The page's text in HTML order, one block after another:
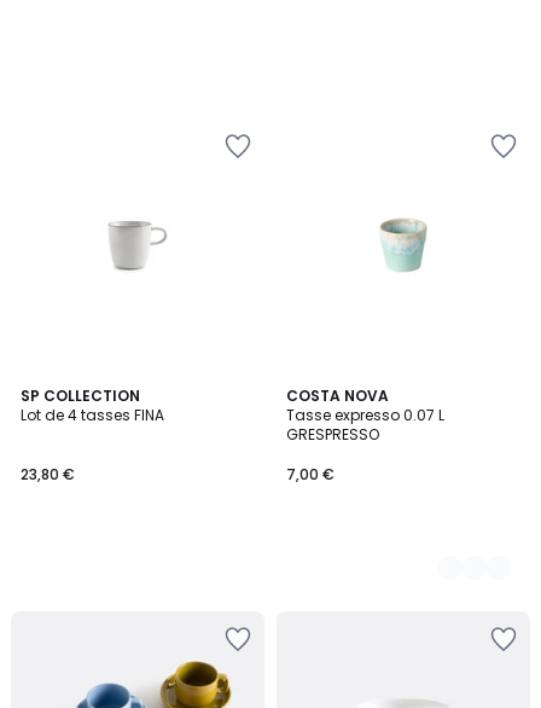
SP COLLECTION
Lot de 4 tasses FINA
23,80 €
COSTA NOVA
Tasse expresso 0.07 L
GRESPRESSO
7,00 €
11
Couleurs